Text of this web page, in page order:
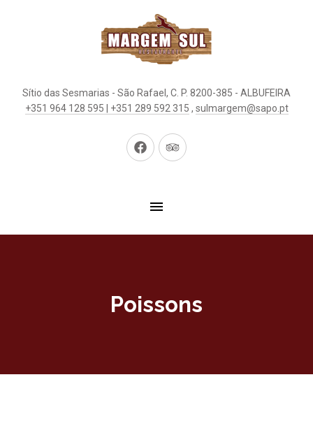
Sítio das Sesmarias - São Rafael, C. P. 8200-385 - ALBUFEIRA
+351 964 128 595 | +351 289 592 315 , sulmargem@sapo.pt
New
New
Poissons